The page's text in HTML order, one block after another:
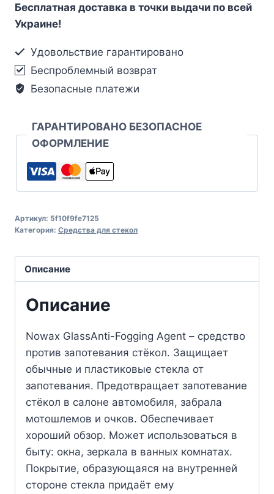
Бесплатная доставка в точки выдачи по всей
Украине!
Удовольствие гарантировано
Беспроблемный возврат
Безопасные платежи
ГАРАНТИРОВАНО БЕЗОПАСНОЕ
ОФОРМЛЕНИЕ
Артикул: 5f10f9fe7125
Категория: Средства для стекол
Описание
Описание
Nowax GlassAnti-Fogging Agent – средство
против запотевания стёкол. Защищает
обычные и пластиковые стекла от
запотевания. Предотвращает запотевание
стёкол в салоне автомобиля, забрала
мотошлемов и очков. Обеспечивает
хороший обзор. Может использоваться в
быту: окна, зеркала в ванных комнатах.
Покрытие, образующаяся на внутренней
стороне стекла придаёт ему